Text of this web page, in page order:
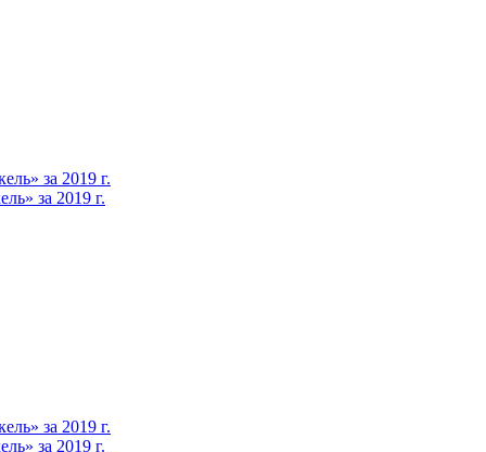
за 2019 г.
за 2019 г.
за 2019 г.
за 2019 г.